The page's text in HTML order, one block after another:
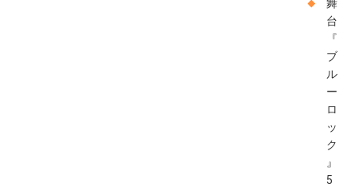
舞
台
『
ブ
ル
ー
ロ
ッ
ク
』
5